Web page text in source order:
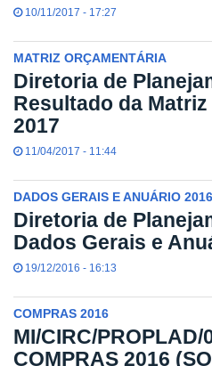
10/11/2017 - 17:27
MATRIZ ORÇAMENTÁRIA
Diretoria de
Resultado da
2017
11/04/2017 - 11:44
DADOS GERAIS E ANUÁRIO 2016
Diretoria de
Dados Gerais e
19/12/2016 - 16:13
COMPRAS 2016
MI/CIRC/PROPLAD/
COMPRAS 2016